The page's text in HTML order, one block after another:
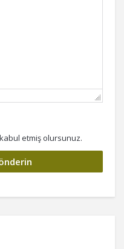
kabul etmiş olursunuz.